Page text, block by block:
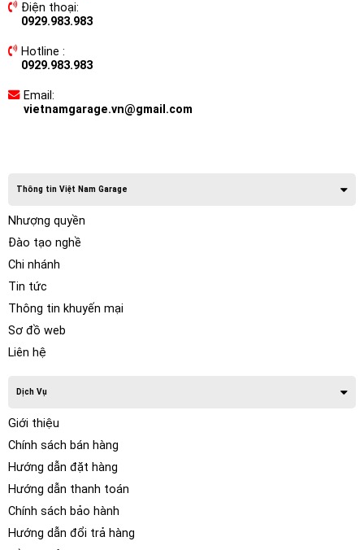
Điện thoại:
0929.983.983
Hotline :
0929.983.983
Email:
vietnamgarage.vn@gmail.com
Thông tin Việt Nam Garage
Nhượng quyền
Đào tạo nghề
Chi nhánh
Tin tức
Thông tin khuyến mại
Sơ đồ web
Liên hệ
Dịch Vụ
Giới thiệu
Chính sách bán hàng
Hướng dẫn đặt hàng
Hướng dẫn thanh toán
Chính sách bảo hành
Hướng dẫn đổi trả hàng